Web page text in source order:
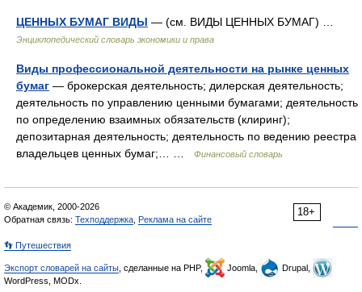
ЦЕННЫХ БУМАГ ВИДЫ — (см. ВИДЫ ЦЕННЫХ БУМАГ) …
Энциклопедический словарь экономики и права
Виды профессиональной деятельности на рынке ценных
бумаг — брокерская деятельность; дилерская деятельность;
деятельность по управлению ценными бумагами; деятельность
по определению взаимных обязательств (клиринг);
депозитарная деятельность; деятельность по ведению реестра
владельцев ценных бумаг;… …
Финансовый словарь
18+
© Академик, 2000-2026
Обратная связь: Техподдержка Реклама на сайте
👣 Путешествия
Экспорт словарей на сайты , сделанные на PHP, Joomla,
Drupal,
WordPress, MODx.